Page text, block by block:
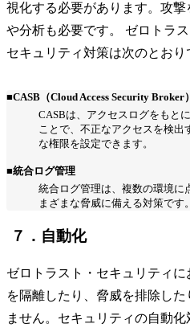
視化する必要があります。攻
や分析も必要です。 ゼロトラ
セキュリティ対策は次のとおり
■CASB（Cloud Access Security Broker）
CASBは、アクセスログをもと
ことで、不正なアクセスを検
な権限を設定できます。
■統合ログ管理
統合ログ管理は、複数の環境に
まざまな脅威に備える対策です。
７．自動化
ゼロトラスト・セキュリティ
を隔離したり、脅威を排除し
ません。セキュリティの自動化